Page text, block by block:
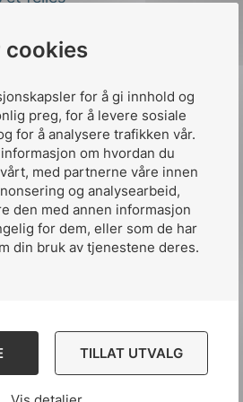
for å gi innhold og
preg, for å levere sosiale
for å analysere trafikken vår.
om hvordan du
med partnerne våre innen
og analysearbeid,
den med annen informasjon
for dem, eller som de har
din bruk av tjenestene deres.
TILLAT UTVALG
krever
stilles det nye krav til
heisovervåkning
bidrar til smarte
kommunisere på tvers av